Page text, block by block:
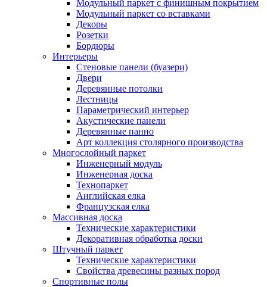
Модульный паркет с финишным покрытием
Модульный паркет со вставками
Декоры
Розетки
Бордюры
Интерьеры
Стеновые панели (буазери)
Двери
Деревянные потолки
Лестницы
Параметрический интерьер
Акустические панели
Деревянные панно
Арт коллекция столярного производства
Многослойный паркет
Инженерный модуль
Инженерная доска
Технопаркет
Английская елка
Французская елка
Массивная доска
Технические характеристики
Декоративная обработка доски
Штучный паркет
Технические характеристики
Свойства древесины разных пород
Спортивные полы